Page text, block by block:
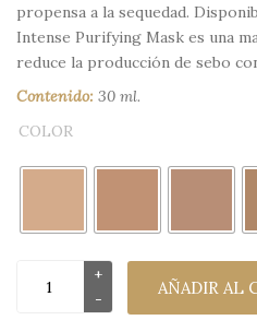
propensa a la sequedad.
Intense Purifying Mask es una
reduce la producción de sebo
Contenido: 30 ml.
COLOR
AÑADIR AL